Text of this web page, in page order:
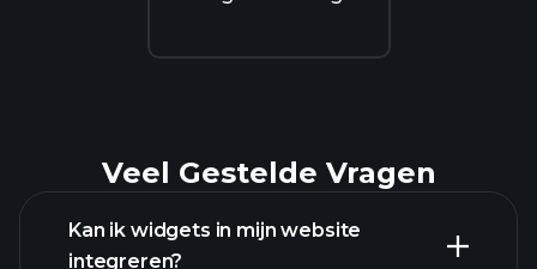
Veel Gestelde Vragen
Kan ik widgets in mijn website
integreren?